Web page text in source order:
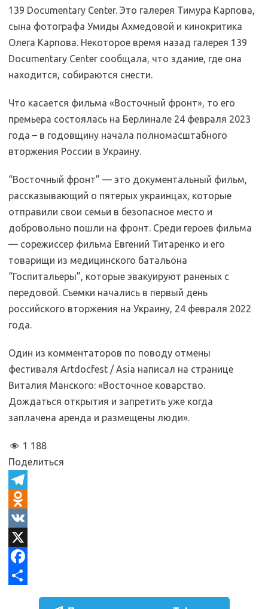
139 Documentary Center. Это галерея Тимура Карпова,
сына фотографа Умиды Ахмедовой и кинокритика
Олега Карпова. Некоторое время назад галерея 139
Documentary Center сообщала, что здание, где она
находится, собираются снести.
Что касается фильма «Восточный фронт», то его
премьера состоялась на Берлинале 24 февраля 2023
года – в годовщину начала полномасштабного
вторжения России в Украину.
“Восточный фронт” — это документальный фильм,
рассказывающий о пятерых украинцах, которые
отправили свои семьи в безопасное место и
добровольно пошли на фронт. Среди героев фильма
— сорежиссер фильма Евгений Титаренко и его
товарищи из медицинского батальона
“Госпитальеры”, которые эвакуируют раненых с
передовой. Съемки начались в первый день
российского вторжения на Украину, 24 февраля 2022
года.
Один из комментаторов по поводу отмены
фестиваля Artdocfest / Asia написал на странице
Виталия Манского: «Восточное коварство.
Дождаться открытия и запретить уже когда
заплачена аренда и размещены люди».
1 188
Поделиться
T
e
e
g
O
d
n
o
V
KX
F